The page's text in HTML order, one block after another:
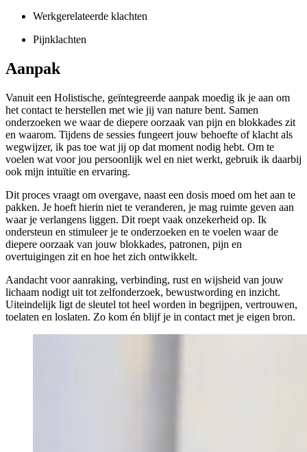
Werkgerelateerde klachten
Pijnklachten
Aanpak
Vanuit een Holistische, geïntegreerde aanpak moedig ik je aan om
het contact te herstellen met wie jij van nature bent. Samen
onderzoeken we waar de diepere oorzaak van pijn en blokkades zit
en waarom. Tijdens de sessies fungeert jouw behoefte of klacht als
wegwijzer, ik pas toe wat jij op dat moment nodig hebt. Om te
voelen wat voor jou persoonlijk wel en niet werkt, gebruik ik daarbij
ook mijn intuïtie en ervaring.
Dit proces vraagt om overgave, naast een dosis moed om het aan te
pakken. Je hoeft hierin niet te veranderen, je mag ruimte geven aan
waar je verlangens liggen. Dit roept vaak onzekerheid op. Ik
ondersteun en stimuleer je te onderzoeken en te voelen waar de
diepere oorzaak van jouw blokkades, patronen, pijn en
overtuigingen zit en hoe het zich ontwikkelt.
Aandacht voor aanraking, verbinding, rust en wijsheid van jouw
lichaam nodigt uit tot zelfonderzoek, bewustwording en inzicht.
Uiteindelijk ligt de sleutel tot heel worden in begrijpen, vertrouwen,
toelaten en loslaten. Zo kom én blijf je in contact met je eigen bron.